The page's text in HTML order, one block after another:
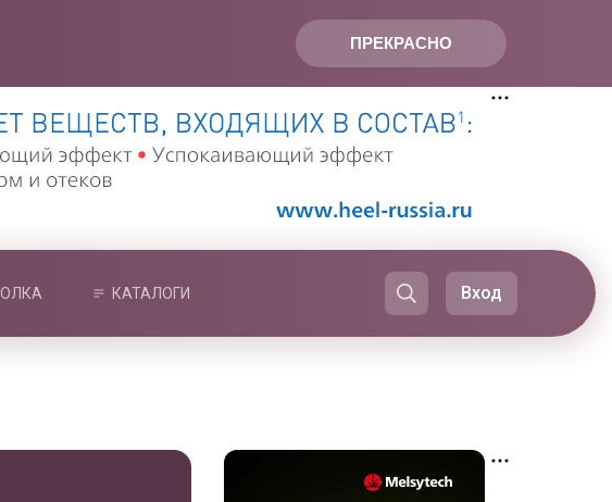
ПРЕКРАСНО
КАТАЛОГИ Вход